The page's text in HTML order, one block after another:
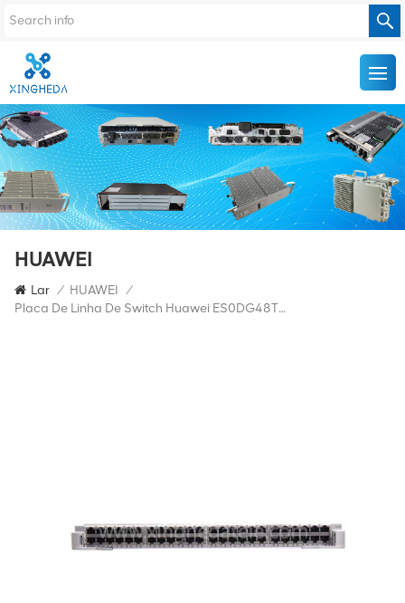
HUAWEI
Lar / HUAWEI /
Placa De Linha De Switch Huawei ES0DG48TFA00 S7700 Series